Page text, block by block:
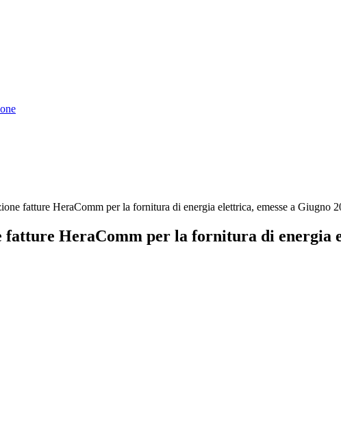
fatture HeraComm per la fornitura di energia elettrica, emesse a Giugno
HeraComm per la fornitura di energia